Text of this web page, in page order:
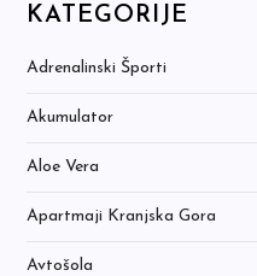
KATEGORIJE
Adrenalinski Športi
Akumulator
Aloe Vera
Apartmaji Kranjska Gora
Avtošola